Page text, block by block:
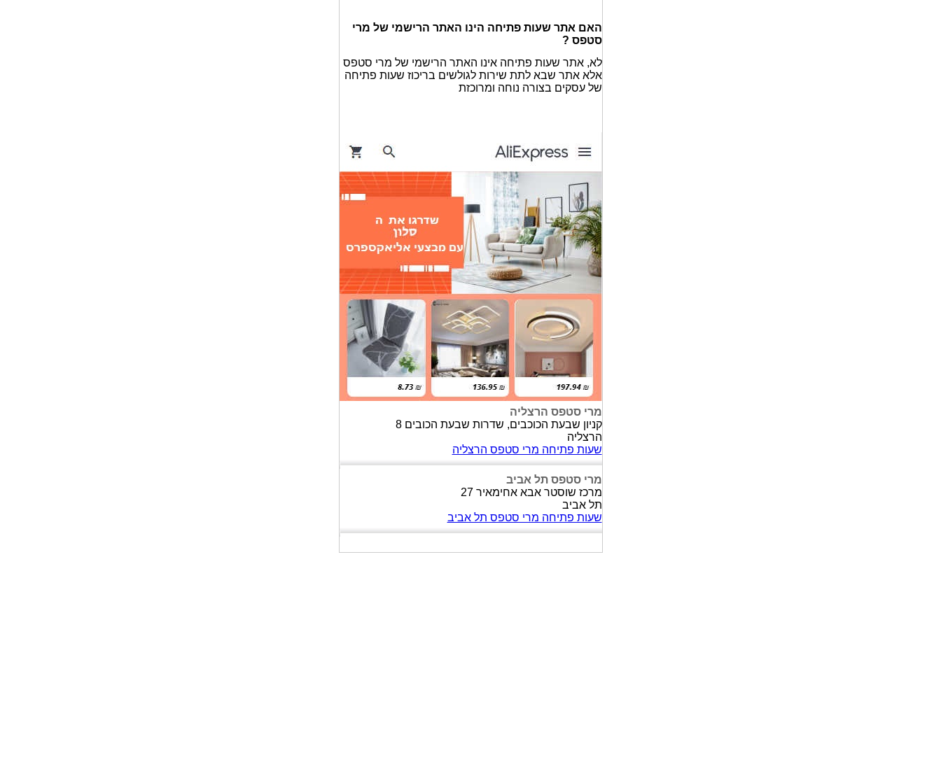
האם אתר שעות פתיחה הינו האתר הרישמי של מרי
סטפס ?
לא, אתר שעות פתיחה אינו האתר הרישמי של מרי סטפס
אלא אתר שבא לתת שירות לגולשים בריכוז שעות פתיחה
של עסקים בצורה נוחה ומרוכזת
מרי סטפס הרצליה
קניון שבעת הכוכבים, שדרות שבעת הכובים 8
הרצליה
שעות פתיחה מרי סטפס הרצליה
מרי סטפס תל אביב
מרכז שוסטר אבא אחימאיר 27
תל אביב
שעות פתיחה מרי סטפס תל אביב